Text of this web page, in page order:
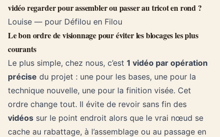
vidéo regarder pour assembler ou passer au tricot en rond ?
Louise — pour Défilou en Filou
Le bon ordre de visionnage pour éviter les blocages les plus
courants
Le plus simple, chez nous, c’est 1 vidéo par opération
précise du projet : une pour les bases, une pour la
technique nouvelle, une pour la finition visée. Cet
ordre change tout. Il évite de revoir sans fin des
vidéos sur le point endroit alors que le vrai nœud se
cache au rabattage, à l’assemblage ou au passage en